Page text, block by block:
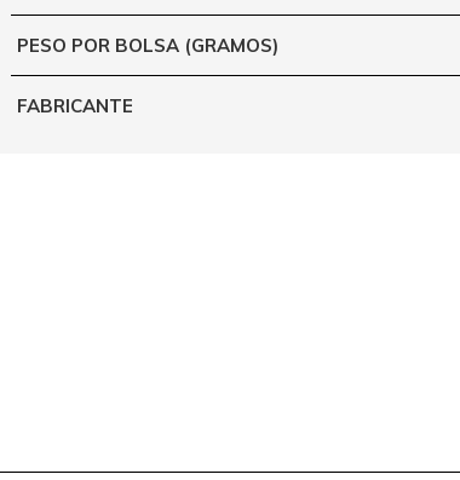
PESO POR BOLSA (GRAMOS)
FABRICANTE